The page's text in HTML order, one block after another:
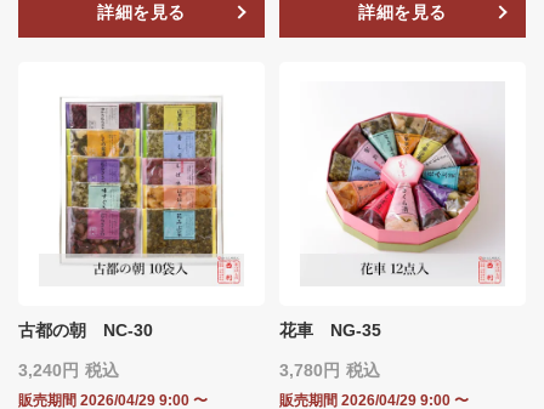
詳細を見る 詳細を見る
古都の朝 NC-30
3,240 税込
販売期間 2026/04/29 9:00 〜
花車 NG-35
3,780 税込
販売期間 2026/04/29 9:00 〜